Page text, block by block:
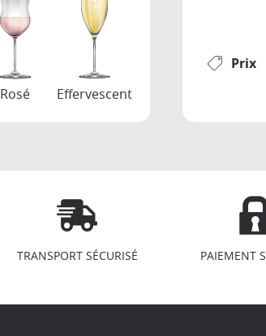
Rosé Effervescent
Prix
TRANSPORT SÉCURISÉ PAIEMENT